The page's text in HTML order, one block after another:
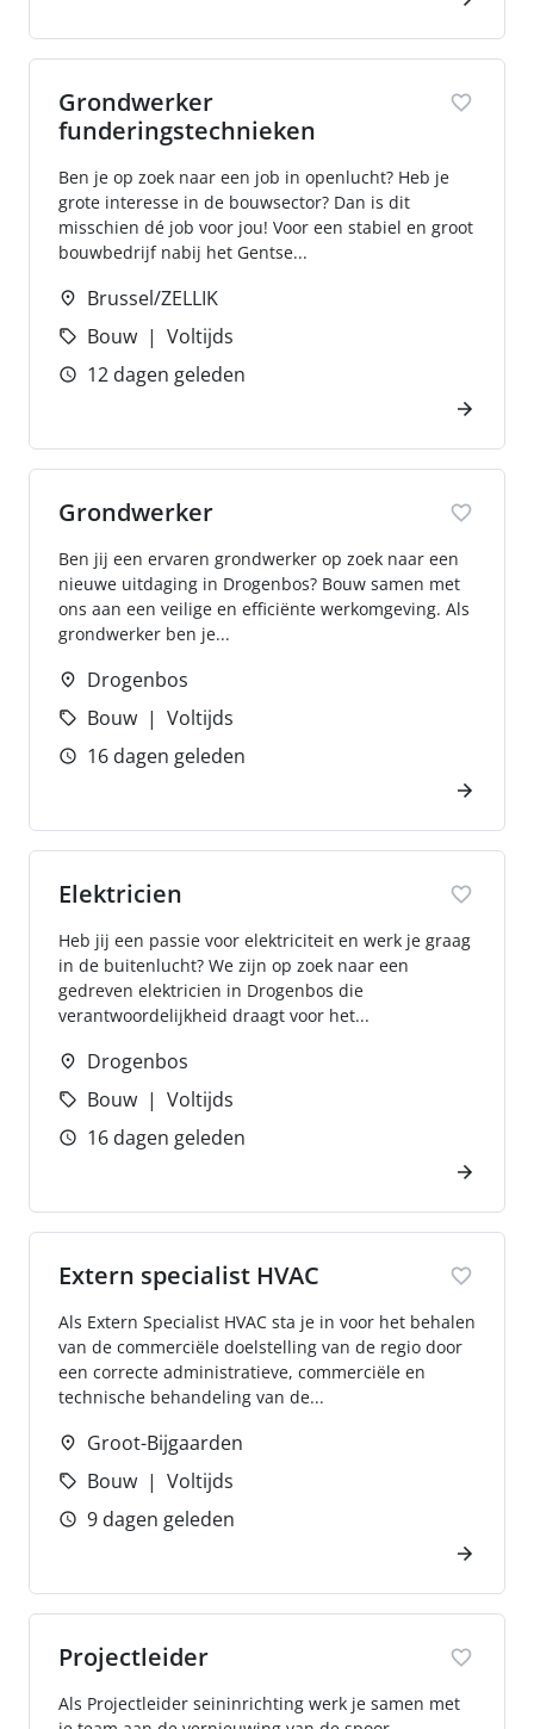
Grondwerker
funderingstechnieken
Ben je op zoek naar een job in openlucht? Heb je
grote interesse in de bouwsector? Dan is dit
misschien dé job voor jou! Voor een stabiel en groot
bouwbedrijf nabij het Gentse...
Brussel/ZELLIK
Bouw
Voltijds
12 dagen geleden
Grondwerker
Ben jij een ervaren grondwerker op zoek naar een
nieuwe uitdaging in Drogenbos? Bouw samen met
ons aan een veilige en efficiënte werkomgeving. Als
grondwerker ben je...
Drogenbos
Bouw
Voltijds
16 dagen geleden
Elektricien
Heb jij een passie voor elektriciteit en werk je graag
in de buitenlucht? We zijn op zoek naar een
gedreven elektricien in Drogenbos die
verantwoordelijkheid draagt voor het...
Drogenbos
Bouw
Voltijds
16 dagen geleden
Extern specialist HVAC
Als Extern Specialist HVAC sta je in voor het behalen
van de commerciële doelstelling van de regio door
een correcte administratieve, commerciële en
technische behandeling van de...
Groot-Bijgaarden
Bouw
Voltijds
9 dagen geleden
Projectleider
Als Projectleider seininrichting werk je samen met